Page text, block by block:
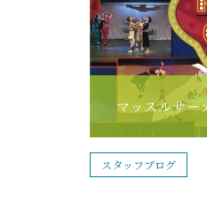
スタッフブログ